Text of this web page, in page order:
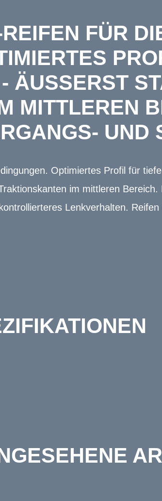
FÜR
UND
Optimiertes Profil für
im mittleren Bereich.
Lenkverhalten.